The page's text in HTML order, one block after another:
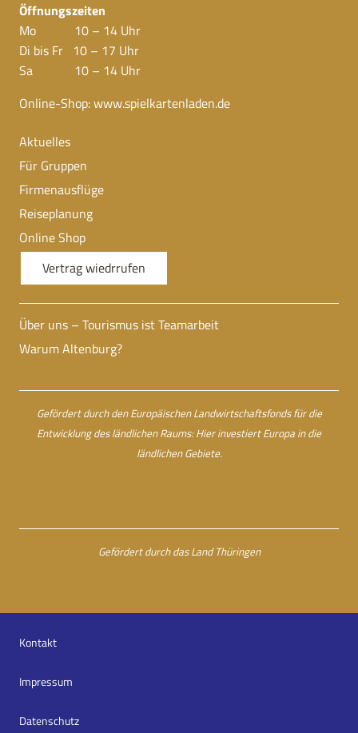
Öffnungszeiten
Mo 10 – 14 Uhr
Di bis Fr 10 – 17 Uhr
Sa 10 – 14 Uhr
Online-Shop:www.spielkartenladen.de
Aktuelles
Für Gruppen
Firmenausflüge
Reiseplanung
Online Shop
Vertrag wiedrrufen
Über uns – Tourismus ist Teamarbeit
Warum Altenburg?
Gefördert durch den Europäischen Landwirtschaftsfonds für die
Entwicklung des ländlichen Raums: Hier investiert Europa in die
ländlichen Gebiete.
Gefördert durch das Land Thüringen
Kontakt
Impressum
Datenschutz